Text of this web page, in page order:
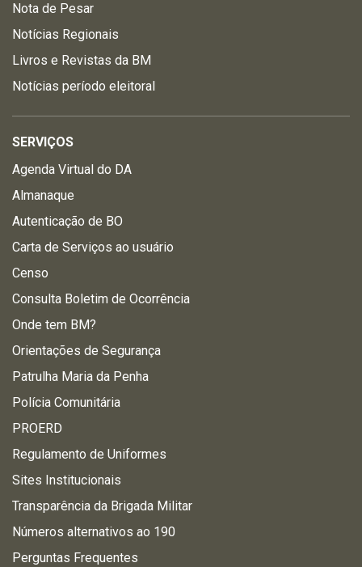
Nota de Pesar
Notícias Regionais
Livros e Revistas da BM
Notícias período eleitoral
SERVIÇOS
Agenda Virtual do DA
Almanaque
Autenticação de BO
Carta de Serviços ao usuário
Censo
Consulta Boletim de Ocorrência
Onde tem BM?
Orientações de Segurança
Patrulha Maria da Penha
Polícia Comunitária
PROERD
Regulamento de Uniformes
Sites Institucionais
Transparência da Brigada Militar
Números alternativos ao 190
Perguntas Frequentes